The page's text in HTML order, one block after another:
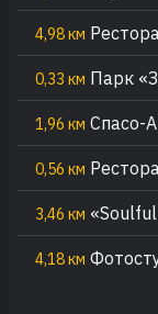
4,98 км
0,33 км Парк
1,96 км Спасо-
0,56 км
3,46 км
4,18 км